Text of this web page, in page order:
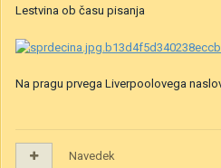
Lestvina ob času pisanja
Na pragu prvega Liverpoolovega
Navedek